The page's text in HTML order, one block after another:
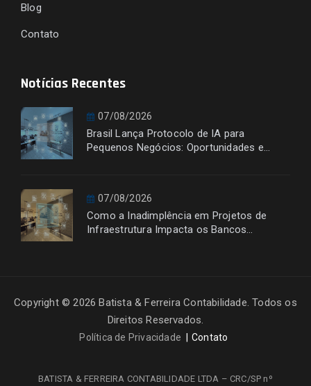
Blog
Contato
Notícias Recentes
07/08/2026
Brasil Lança Protocolo de IA para
Pequenos Negócios: Oportunidades e
07/08/2026
Como a Inadimplência em Projetos de
Infraestrutura Impacta os Bancos
Copyright © 2026 Batista & Ferreira Contabilidade. Todos os
Direitos Reservados.
Política de Privacidade Contato
BATISTA & FERREIRA CONTABILIDADE LTDA – CRC/SP nº